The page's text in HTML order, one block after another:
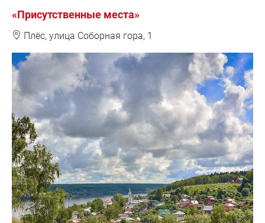
«Присутственные места»
❽ Плёс, улица Соборная гора, 1